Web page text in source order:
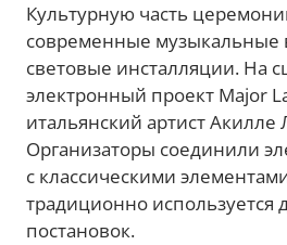
Культурную часть
современные музыкальные
световые инсталляции. На
электронный проект Major
итальянский артист Акилле
Организаторы соединили
с классическими
традиционно используется
постановок.